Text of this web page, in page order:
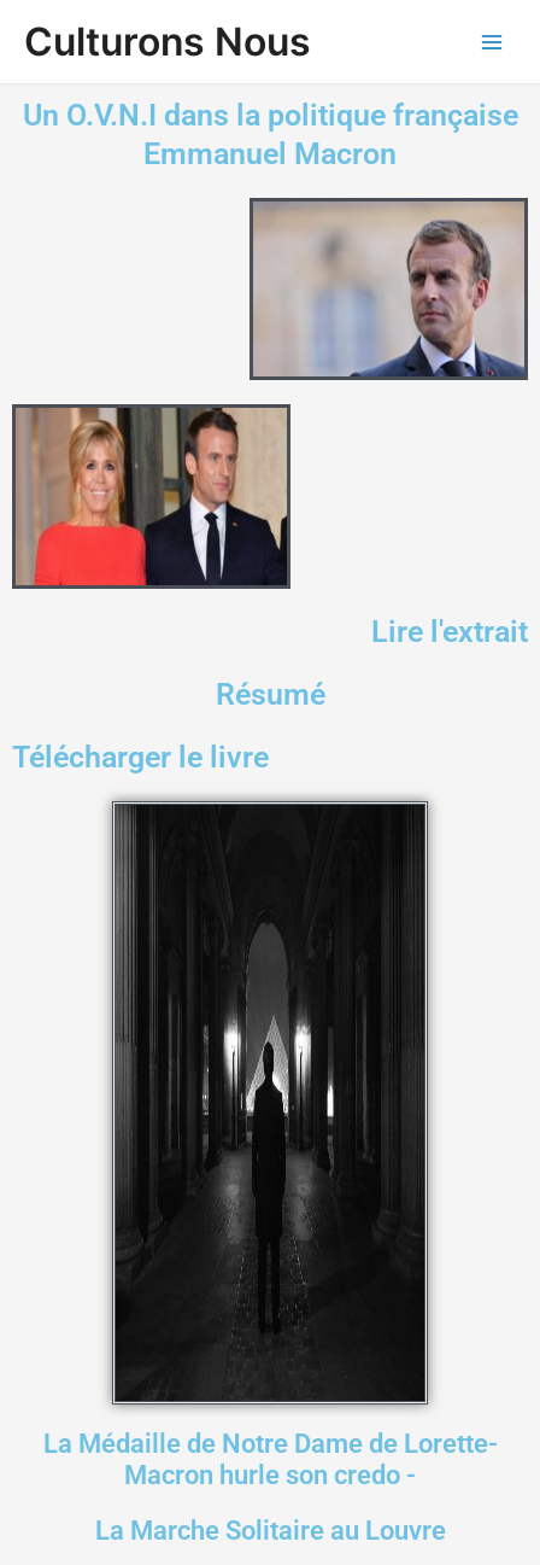
Culturons Nous
Un O.V.N.I dans la politique française
Emmanuel Macron
Lire l'extrait
Résumé
Télécharger le livre
La Médaille de Notre Dame de Lorette-
Macron hurle son credo -
La Marche Solitaire au Louvre